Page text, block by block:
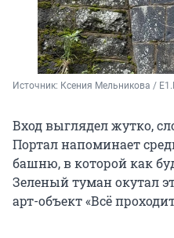
Источник: Ксения Мельникова /
Вход выглядел жутко,
Портал напоминает
башню, в которой как
Зеленый туман окутал
арт-объект «Всё